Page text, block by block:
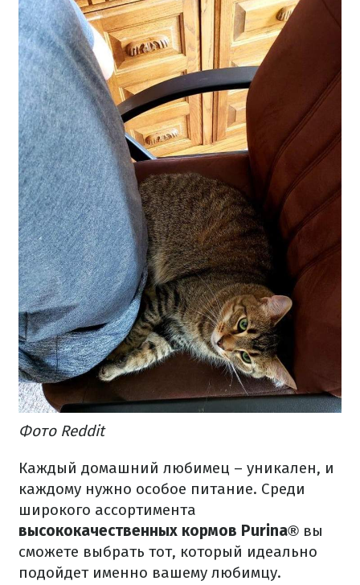
Фото Reddit
Каждый домашний любимец – уникален, и
каждому нужно особое питание. Среди
широкого ассортимента
высококачественных кормов Purina® вы
сможете выбрать тот, который идеально
подойдет именно вашему любимцу.